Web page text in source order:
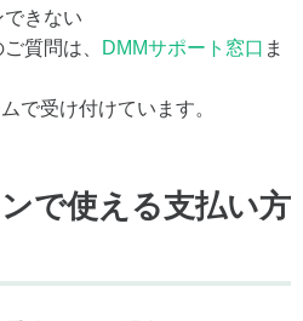
できない
質問は、
DMMサポート窓口 ま
で受け付けています。
で使える支払い方